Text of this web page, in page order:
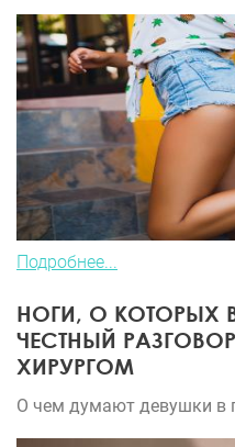
Подробнее...
НОГИ, О КОТОРЫХ
ЧЕСТНЫЙ
ХИРУРГОМ
О чем думают девушки в